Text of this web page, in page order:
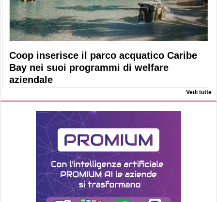
Coop inserisce il parco acquatico Caribe
Bay nei suoi programmi di welfare
aziendale
Vedi tutte